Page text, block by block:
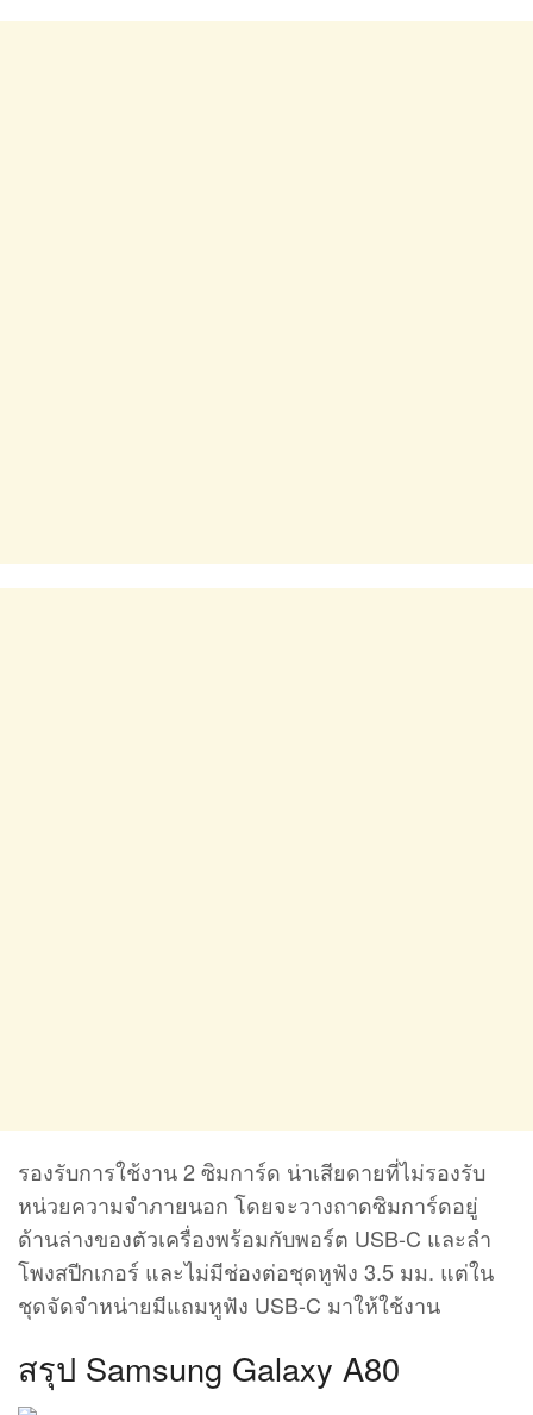
รองรับการใช้งาน 2 ซิมการ์ด น่าเสียดายที่ไม่รองรับ
หน่วยความจำภายนอก โดยจะวางถาดซิมการ์ดอยู่
ด้านล่างของตัวเครื่องพร้อมกับพอร์ต USB-C และลำ
โพงสปีกเกอร์ และไม่มีช่องต่อชุดหูฟัง 3.5 มม. แต่ใน
ชุดจัดจำหน่ายมีแถมหูฟัง USB-C มาให้ใช้งาน
สรุป Samsung Galaxy A80